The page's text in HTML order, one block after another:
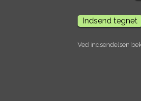
Ved indsendelsen